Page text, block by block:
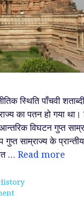
स्थिति पाँचवी
का पतन हो गया
विघटन गुप्त
साम्राज्य के
… Read more